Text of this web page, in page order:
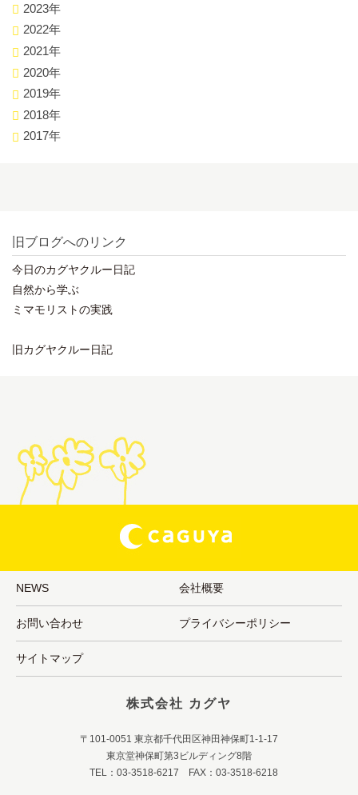
2023年
2022年
2021年
2020年
2019年
2018年
2017年
旧ブログへのリンク
今日のカグヤクルー日記
自然から学ぶ
ミマモリストの実践
旧カグヤクルー日記
NEWS 会社概要
お問い合わせ プライバシーポリシー
サイトマップ
株式会社 カグヤ
〒101-0051 東京都千代田区神田神保町1-1-17
東京堂神保町第3ビルディング8階
TEL：03-3518-6217 FAX：03-3518-6218